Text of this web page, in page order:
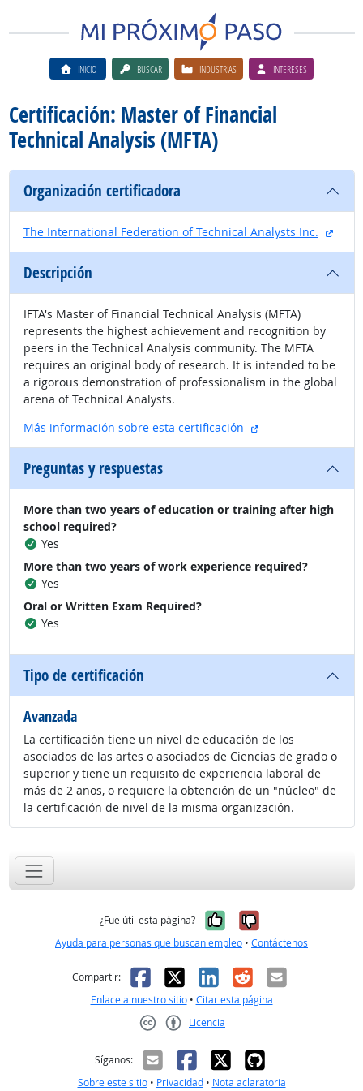
INICIO BUSCAR INDUSTRIAS INTERESES
Certificación: Master of Financial
Technical Analysis (MFTA)
Organización certificadora
The International Federation of Technical Analysts Inc. sitio
Descripción
IFTA's Master of Financial Technical Analysis (MFTA)
represents the highest achievement and recognition by
peers in the Technical Analysis community. The MFTA
requires an original body of research. It is intended to be
a rigorous demonstration of professionalism in the global
arena of Technical Analysts.
Más información sobre esta certificación
sitio externo
Preguntas y respuestas
More than two years of education or training after high
school required?
Yes
More than two years of work experience required?
Yes
Oral or Written Exam Required?
Yes
Tipo de certificación
Avanzada
La certificación tiene un nivel de educación de los
asociados de las artes o asociados de Ciencias de grado o
superior y tiene un requisito de experiencia laboral de
más de 2 años, o requiere la obtención de un "núcleo" de
la certificación de nivel de la misma organización.
¿Fue útil esta página? Sí, fue útil
No, no fue
Ayuda para personas que buscan empleo • Contáctenos
Compartir: Facebook
X LinkedIn
RedditCorreo
Enlace a nuestro sitio• Citar esta página
Licencia
Síganos:
Sobre este sitio• Privacidad• Nota aclaratoria